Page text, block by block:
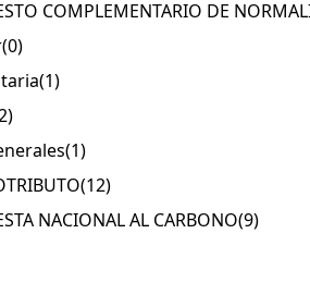
COMPLEMENTARIO DE
(0)
(1)
(1)
(12)
NACIONAL AL CARBONO(9)